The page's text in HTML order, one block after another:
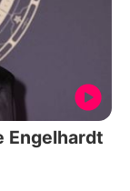
Engelhardt